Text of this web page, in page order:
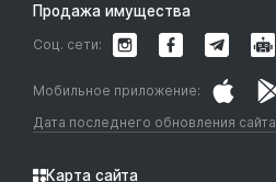
Продажа имущества
Дата последнего обновления сайта
Мобильное приложение:
Соц. сети:
Карта сайта